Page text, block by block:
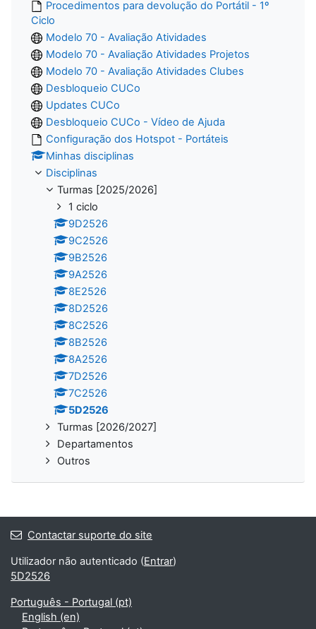
Procedimentos para devolução do Portátil - 1º
Ciclo
Modelo 70 - Avaliação Atividades
Modelo 70 - Avaliação Atividades Projetos
Modelo 70 - Avaliação Atividades Clubes
Desbloqueio CUCo
Updates CUCo
Desbloqueio CUCo - Vídeo de Ajuda
Configuração dos Hotspot - Portáteis
Minhas disciplinas
Disciplinas
Turmas [2025/2026]
1 ciclo
9D2526
9C2526
9B2526
9A2526
8E2526
8D2526
8C2526
8B2526
8A2526
7D2526
7C2526
5D2526
Turmas [2026/2027]
Departamentos
Outros
Contactar suporte do site
Utilizador não autenticado (Entrar)
5D2526
Português - Portugal ‎(pt)‎
English ‎(en)‎